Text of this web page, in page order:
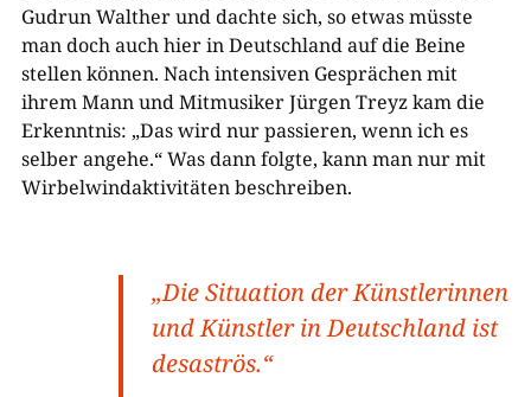
Gudrun Walther und dachte sich, so etwas müsste
man doch auch hier in Deutschland auf die Beine
stellen können. Nach intensiven Gesprächen mit
ihrem Mann und Mitmusiker Jürgen Treyz kam die
Erkenntnis: „Das wird nur passieren, wenn ich es
selber angehe.“ Was dann folgte, kann man nur mit
Wirbelwindaktivitäten beschreiben.
„Die Situation der Künstlerinnen
und Künstler in Deutschland ist
desaströs.“